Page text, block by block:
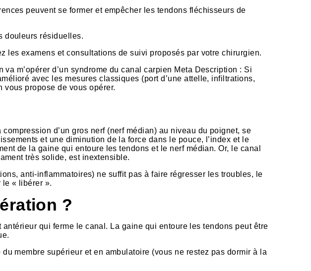
peuvent se former et empêcher les tendons fléchisseurs de
douleurs résiduelles.
les examens et consultations de suivi proposés par votre chirurgien.
m’opérer d’un syndrome du canal carpien Meta Description : Si
avec les mesures classiques (port d’une attelle, infiltrations,
propose de vous opérer.
d’un gros nerf (nerf médian) au niveau du poignet, se
et une diminution de la force dans le pouce, l’index et le
de la gaine qui entoure les tendons et le nerf médian. Or, le canal
très solide, est inextensible.
anti-inflammatoires) ne suffit pas à faire régresser les troubles, le
le « libérer ».
?
antérieur qui ferme le canal. La gaine qui entoure les tendons peut être
membre supérieur et en ambulatoire (vous ne restez pas dormir à la